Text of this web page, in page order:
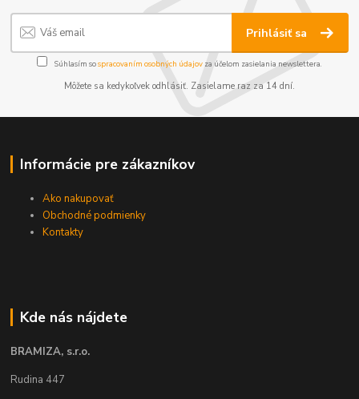
Prihlásiť sa
Súhlasím sospracovaním osobných údajov za účelom zasielania newslettera.
Môžete sa kedykoľvek odhlásiť. Zasielame raz za 14 dní.
Informácie pre zákazníkov
Ako nakupovať
Obchodné podmienky
Kontakty
Kde nás nájdete
BRAMIZA, s.r.o.
Rudina 447